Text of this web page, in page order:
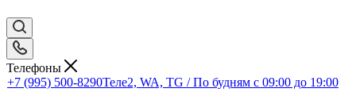
Телефоны
+7 (995) 500-8290Теле2, WA, TG / По будням c 09:00 до 19:00